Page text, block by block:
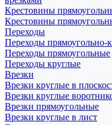
Крестовины
Крестовины
Переходы
Переходы прямоугольно-
Переходы прямоугольные
Переходы круглые
Врезки
Врезки круглые в
Врезки круглые
Врезки прямоугольные
Врезки круглые в лист